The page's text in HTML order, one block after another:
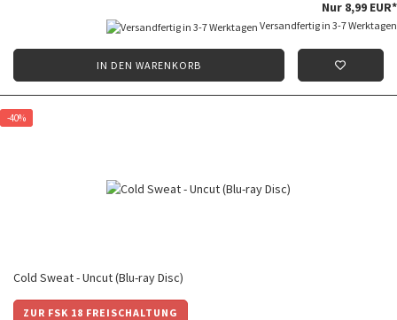
Nur 8,99 EUR*
Versandfertig in 3-7 Werktagen
IN DEN WARENKORB
-40%
Cold Sweat - Uncut (Blu-ray Disc)
ZUR FSK 18 FREISCHALTUNG